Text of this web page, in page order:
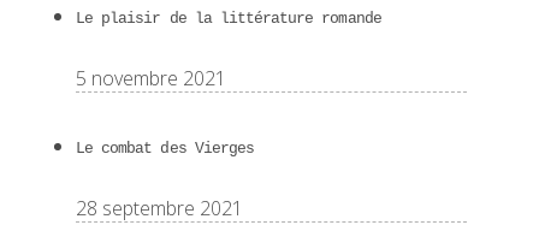
Le plaisir de la littérature romande
5 novembre 2021
Le combat des Vierges
28 septembre 2021